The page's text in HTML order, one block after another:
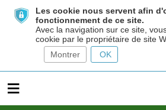
Les cookie nous servent afin
fonctionnement de ce site.
Avec la navigation sur ce site,
cookie par le propriétaire de site
Montrer
OK
≡